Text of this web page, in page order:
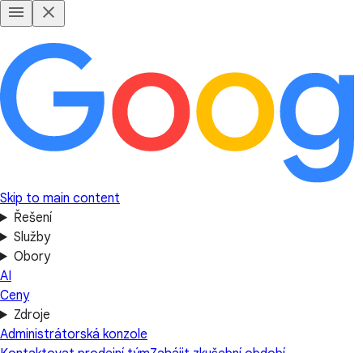
Skip to main content
Řešení
Služby
Obory
AI
Ceny
Zdroje
Administrátorská konzole